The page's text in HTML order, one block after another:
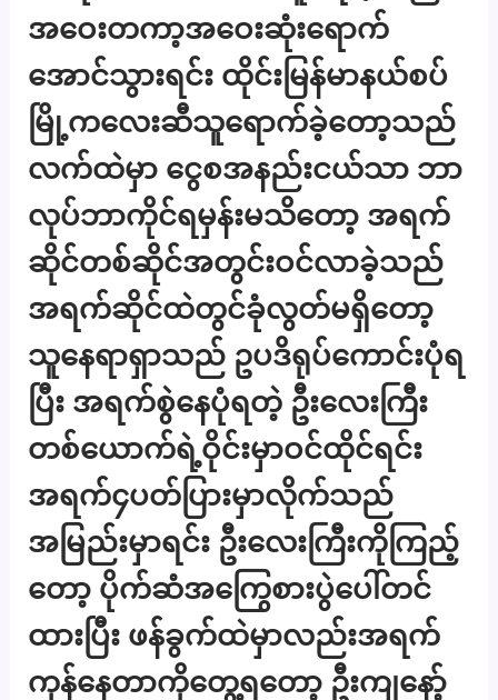
အဝေးတကာ့အဝေးဆုံးရောက်
အောင်သွားရင်း ထိုင်းမြန်မာနယ်စပ်
မြို့ကလေးဆီသူရောက်ခဲ့တော့သည်
လက်ထဲမှာ ငွေစအနည်းငယ်သာ ဘာ
လုပ်ဘာကိုင်ရမှန်းမသိတော့ အရက်
ဆိုင်တစ်ဆိုင်အတွင်းဝင်လာခဲ့သည်
အရက်ဆိုင်ထဲတွင်ခုံလွတ်မရှိတော့
သူနေရာရှာသည် ဥပဒိရုပ်ကောင်းပုံရ
ပြီး အရက်စွဲနေပုံရတဲ့ ဦးလေးကြီး
တစ်ယောက်ရဲ့ဝိုင်းမှာဝင်ထိုင်ရင်း
အရက်၄ပတ်ပြားမှာလိုက်သည်
အမြည်းမှာရင်း ဦးလေးကြီးကိုကြည့်
တော့ ပိုက်ဆံအကြွေစားပွဲပေါ်တင်
ထားပြီး ဖန်ခွက်ထဲမှာလည်းအရက်
ကုန်နေတာကိုတွေ့ရတော့ ဦးကျနော့်